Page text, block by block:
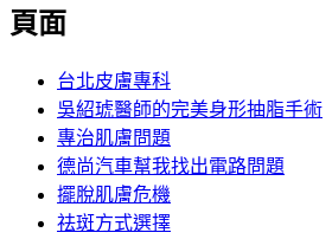
導
章:
頁面
台北皮膚專科
吳紹琥醫師的完美身形抽脂手術
專治肌膚問題
德尚汽車幫我找出電路問題
擺脫肌膚危機
祛斑方式選擇